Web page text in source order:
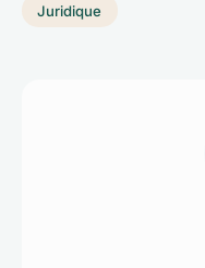
Juridique